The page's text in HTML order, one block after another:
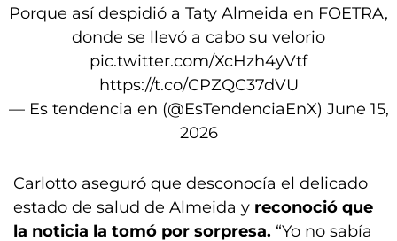
Porque así despidió a Taty Almeida en FOETRA,
donde se llevó a cabo su velorio
pic.twitter.com/XcHzh4yVtf
https://t.co/CPZQC37dVU
— Es tendencia en (@EsTendenciaEnX) June 15,
2026
Carlotto aseguró que desconocía el delicado
estado de salud de Almeida y reconoció que
la noticia la tomó por sorpresa. “Yo no sabía